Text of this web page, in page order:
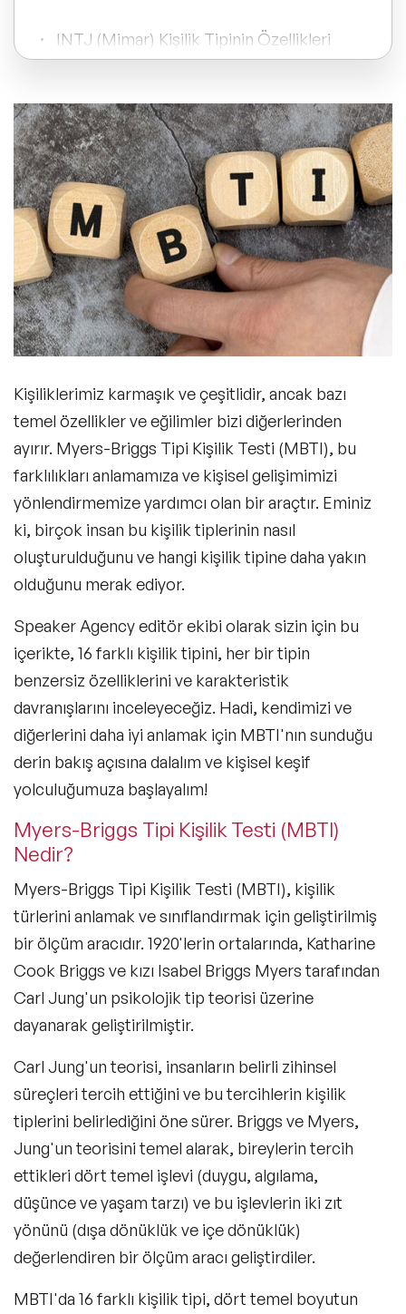
Trend Konular
🔥 Global Konuşmacılar
🔥 Motivasyon Konuşmacıları
🔥 Liderlik Konuşmacıları
🔥 Ekonomi Konuşmacıları
🔥 Yapay Zeka Konuşmacıları
INTJ (Mimar) Kişilik Tipinin Özellikleri
Nelerdir?
INTP (Mantıkçı) Kişilik Tipinin Özellikleri
Nelerdir?
ENTJ (Buyurucu) Kişilik Tipinin
Özellikleri Nelerdir?
ENTP (Tartışmacı) Kişilik Tipinin
INFJ (Savunucu) Kişilik Tipinin
Özellikleri Nelerdir?
INFP (Arabulucu) Kişilik Tipinin
Özellikleri Nelerdir?
ENFJ (Önder) Kişilik Tipinin Özellikleri
Nelerdir?
ENFP (Kampanyacı) Kişilik Tipinin
Özellikleri Nelerdir?
ISTJ (Lojistikçi) Kişilik Tipinin Özellikleri
ISFJ (Savunmacı) Kişilik Tipinin
Özellikleri Nelerdir?
Nelerdir?
ESFJ (Konsül) Kişilik Tipinin Özellikleri
Nelerdir?
ISTP (Becerikli) Kişilik Tipinin Özellikleri
Kişiliklerimiz karmaşık ve çeşitlidir, ancak bazı
temel özellikler ve eğilimler bizi diğerlerinden
ayırır. Myers-Briggs Tipi Kişilik Testi (MBTI), bu
farklılıkları anlamamıza ve kişisel gelişimimizi
yönlendirmemize yardımcı olan bir araçtır. Eminiz
ki, birçok insan bu kişilik tiplerinin nasıl
oluşturulduğunu ve hangi kişilik tipine daha yakın
olduğunu merak ediyor.
Speaker Agency editör ekibi olarak sizin için bu
içerikte, 16 farklı kişilik tipini, her bir tipin
benzersiz özelliklerini ve karakteristik
davranışlarını inceleyeceğiz. Hadi, kendimizi ve
diğerlerini daha iyi anlamak için MBTI'nın sunduğu
derin bakış açısına dalalım ve kişisel keşif
yolculuğumuza başlayalım!
Myers-Briggs Tipi Kişilik Testi (MBTI)
Nedir?
Myers-Briggs Tipi Kişilik Testi (MBTI), kişilik
türlerini anlamak ve sınıflandırmak için geliştirilmiş
bir ölçüm aracıdır. 1920'lerin ortalarında, Katharine
Cook Briggs ve kızı Isabel Briggs Myers tarafından
Carl Jung'un psikolojik tip teorisi üzerine
dayanarak geliştirilmiştir.
Carl Jung'un teorisi, insanların belirli zihinsel
süreçleri tercih ettiğini ve bu tercihlerin kişilik
tiplerini belirlediğini öne sürer. Briggs ve Myers,
Jung'un teorisini temel alarak, bireylerin tercih
ettikleri dört temel işlevi (duygu, algılama,
düşünce ve yaşam tarzı) ve bu işlevlerin iki zıt
yönünü (dışa dönüklük ve içe dönüklük)
değerlendiren bir ölçüm aracı geliştirdiler.
MBTI'da 16 farklı kişilik tipi, dört temel boyutun